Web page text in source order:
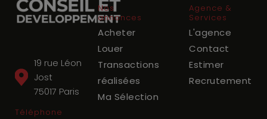
19 rue Léon
Jost
75017 Paris
Téléphone
Nos
annonces
Acheter
Louer
Transactions
réalisées
Ma Sélection
Agence &
Services
L'agence
Contact
Estimer
Recrutement